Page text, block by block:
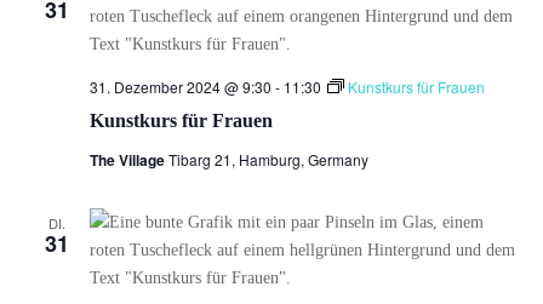
31
Kunstkurs für Frauen
31. Dezember 2024 @ 9:30 - 11:30 Kunstkurs für Frauen
The VillageTibarg 21, Hamburg, Germany
DI.
31